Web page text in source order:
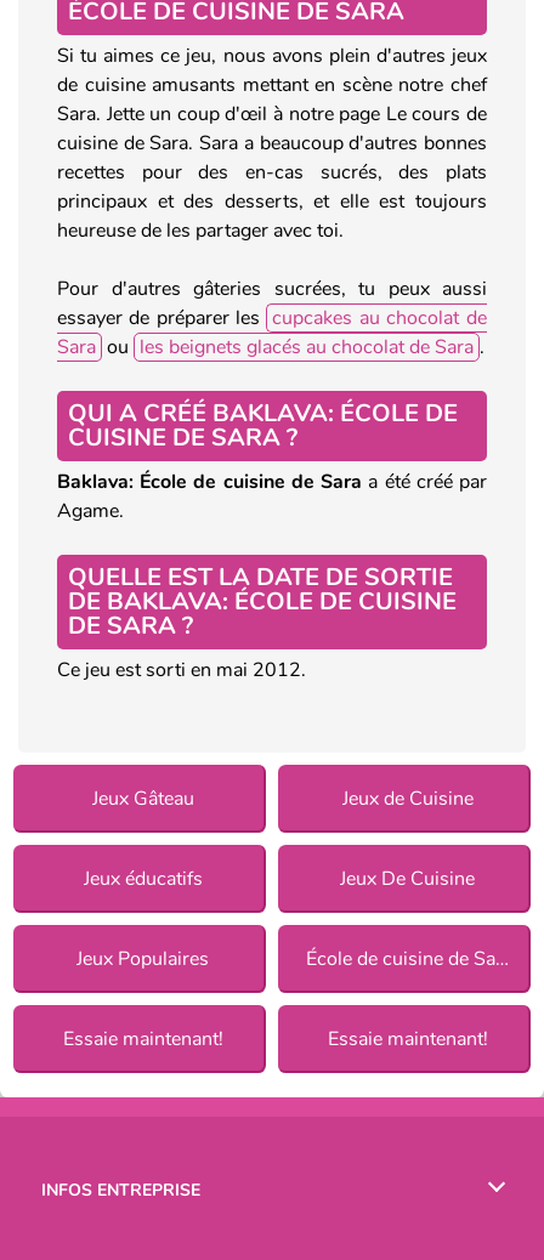
ÉCOLE DE CUISINE DE SARA
Si tu aimes ce jeu, nous avons plein d'autres jeux
de cuisine amusants mettant en scène notre chef
Sara. Jette un coup d'œil à notre page Le cours de
cuisine de Sara. Sara a beaucoup d'autres bonnes
recettes pour des en-cas sucrés, des plats
principaux et des desserts, et elle est toujours
heureuse de les partager avec toi.
Pour d'autres gâteries sucrées, tu peux aussi
essayer de préparer les cupcakes au chocolat de
Sara ou les beignets glacés au chocolat de Sara .
QUI A CRÉÉ BAKLAVA: ÉCOLE DE
CUISINE DE SARA ?
Baklava: École de cuisine de Sara a été créé par
Agame.
QUELLE EST LA DATE DE SORTIE
DE BAKLAVA: ÉCOLE DE CUISINE
DE SARA ?
Ce jeu est sorti en mai 2012.
Jeux Gâteau Jeux de Cuisine
Jeux éducatifs Jeux De Cuisine
Jeux Populaires École de cuisine de Sara
Essaie maintenant! Essaie maintenant!
INFOS ENTREPRISE